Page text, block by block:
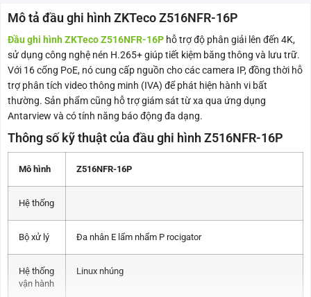
Mô tả đầu ghi hình ZKTeco Z516NFR-16P
Đầu ghi hình ZKTeco Z516NFR-16P hỗ trợ độ phân giải lên đến 4K,
sử dụng công nghệ nén H.265+ giúp tiết kiệm băng thông và lưu trữ.
Với 16 cổng PoE, nó cung cấp nguồn cho các camera IP, đồng thời hỗ
trợ phân tích video thông minh (IVA) để phát hiện hành vi bất
thường. Sản phẩm cũng hỗ trợ giám sát từ xa qua ứng dụng
Antarview và có tính năng báo động đa dạng.
Thông số kỹ thuật của đầu ghi hình Z516NFR-16P
Mô hình Z516NFR-16P
Hệ thống
Bộ xử lý Đa nhân E lẩm nhẩm P rocigator
Hệ thống
vận hành
Linux nhúng